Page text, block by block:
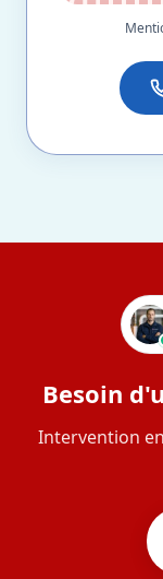
Besoin
Intervention